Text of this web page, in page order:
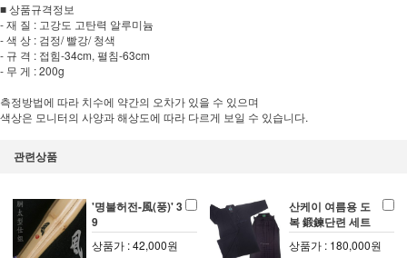
■ 상품규격정보
- 재 질 : 고강도 고탄력 알루미늄
- 색 상 : 검정/ 빨강/ 청색
- 규 격 : 접힘-34cm, 펼침-63cm
- 무 게 : 200g
측정방법에 따라 치수에 약간의 오차가 있을 수 있으며
색상은 모니터의 사양과 해상도에 따라 다르게 보일 수 있습니다.
관련상품
'명불허전-風(풍)' 3
9
상품가 : 42,000원
산케이 여름용 도
복 鍛鍊단련 세트
상품가 : 180,000원